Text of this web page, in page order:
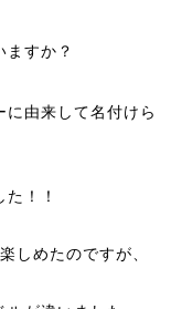
ますか？
由来して名付けら
！！
しめたのですが、